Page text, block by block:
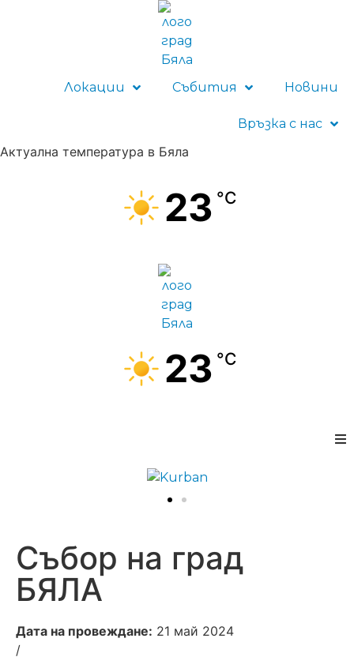
Локации Събития Новини
Връзка с нас
Актуална температура в Бяла
23 °C
23 °C
Събор на град
БЯЛА
Дата на провеждане: 21 май 2024
/